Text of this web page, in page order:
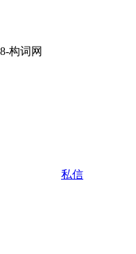
私信